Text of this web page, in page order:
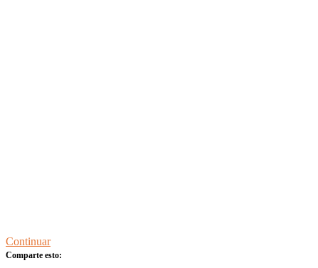
Continuar
Comparte esto: